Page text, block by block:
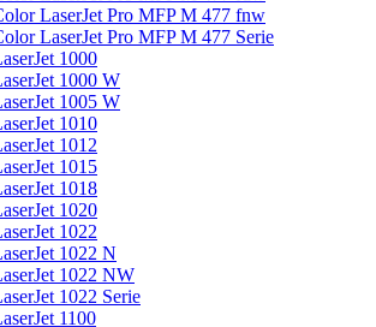
LaserJet Pro MFP M 477 fnw
LaserJet Pro MFP M 477 Serie
1000
1000 W
1005 W
1010
1012
1015
1018
1020
1022
1022 N
1022 NW
1022 Serie
1100